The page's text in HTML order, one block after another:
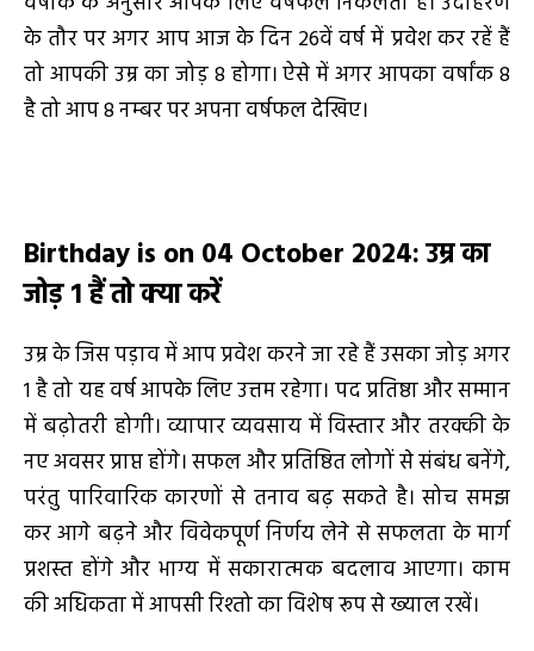
के तौर पर अगर आप आज के दिन 26वें वर्ष में प्रवेश कर रहें हैं
तो आपकी उम्र का जोड़ 8 होगा। ऐसे में अगर आपका वर्षांक 8
है तो आप 8 नम्बर पर अपना वर्षफल देखिए।
Birthday is on 04 October 2024:उम्र का
जोड़1हैं तो क्या करें
उम्र के जिस पड़ाव में आप प्रवेश करने जा रहे हैं उसका जोड़ अगर
1 है तो यह वर्ष आपके लिए उत्तम रहेगा। पद प्रतिष्ठा और सम्मान
में बढ़ोतरी होगी। व्यापार व्यवसाय में विस्तार और तरक्की के
नए अवसर प्राप्त होंगे। सफल और प्रतिष्ठित लोगों से संबंध बनेंगे,
परंतु पारिवारिक कारणों से तनाव बढ़ सकते है। सोच समझ
कर आगे बढ़ने और विवेकपूर्ण निर्णय लेने से सफलता के मार्ग
प्रशस्त होंगे और भाग्य में सकारात्मक बदलाव आएगा। काम
की अधिकता में आपसी रिश्तो का विशेष रूप से ख्याल रखें।